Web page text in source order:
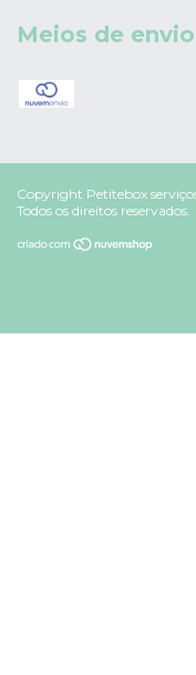
Meios de envio
Copyright Petitebox
Todos os direitos reservados.